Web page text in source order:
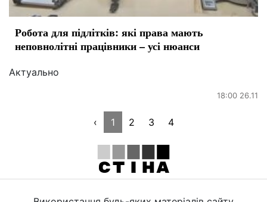
Робота для підлітків: які права мають
неповнолітні працівники – усі нюанси
Актуально
18:00 26.11
‹ 1 2 3 4